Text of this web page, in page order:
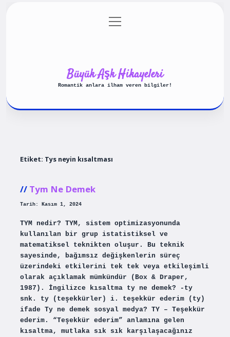
Gizlilik Politikası
menüyü
aç
Büyük Aşk Hikayeleri
Romantik anlara ilham veren bilgiler!
Etiket: Tys neyin kısaltması
Tym Ne Demek
Tarih: Kasım 1, 2024
TYM nedir? TYM, sistem optimizasyonunda
kullanılan bir grup istatistiksel ve
matematiksel teknikten oluşur. Bu teknik
sayesinde, bağımsız değişkenlerin süreç
üzerindeki etkilerini tek tek veya etkileşimli
olarak açıklamak mümkündür (Box & Draper,
1987). İngilizce kısaltma ty ne demek? -ty
snk. ty (teşekkürler) i. teşekkür ederim (ty)
ifade Ty ne demek sosyal medya? TY – Teşekkür
ederim. “Teşekkür ederim” anlamına gelen
kısaltma, mutlaka sık sık karşılaşacağınız